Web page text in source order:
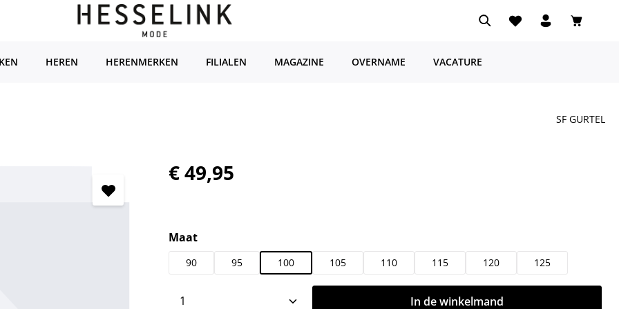
Je hebt 0 items op je
HEREN HERENMERKEN FILIALEN MAGAZINE OVERNAME VACATURE
SF GURTEL
Normale prijs:
€ 49,95
Selecteer
Maat
90 95 100 105 110 115 120 125
Producthoeveelheid: Voer de gewenste hoeveelheid in
In de winkelmand